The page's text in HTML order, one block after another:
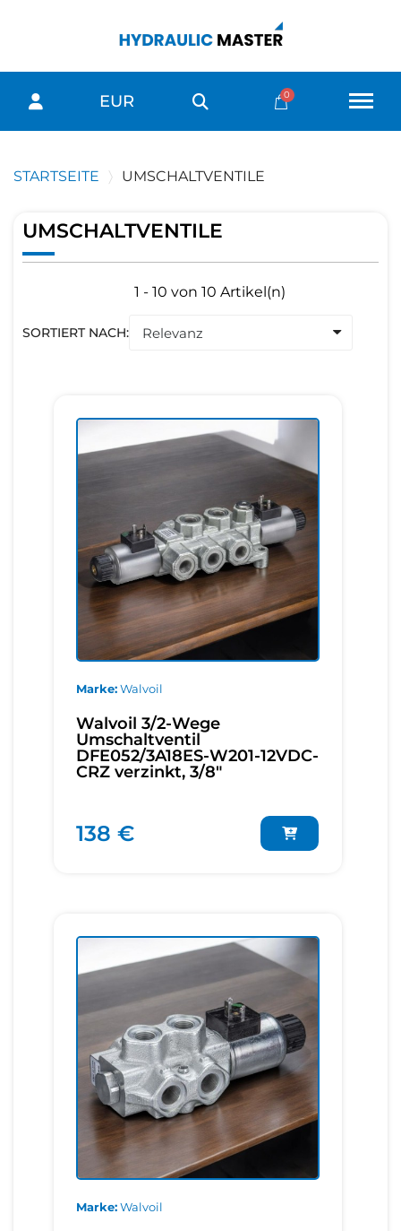
EUR
STARTSEITE UMSCHALTVENTILE
UMSCHALTVENTILE
1 - 10 von 10 Artikel(n)
SORTIERT NACH:
Marke Walvoil
Walvoil 3/2-Wege
Umschaltventil
DFE052/3A18ES-W201-12VDC-
CRZ verzinkt, 3/8"
138 €
Marke Walvoil